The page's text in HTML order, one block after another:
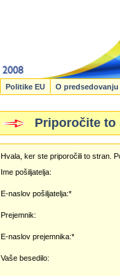
Politike EU O predsedovanju
Priporočite to
Hvala, ker ste priporočili to stran.
Ime pošiljatelja:
E-naslov pošiljatelja:*
Prejemnik:
E-naslov prejemnika:*
Vaše besedilo: